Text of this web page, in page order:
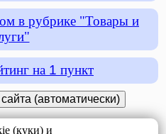
в рубрике "Товары и
на 1 пункт
(куки) и